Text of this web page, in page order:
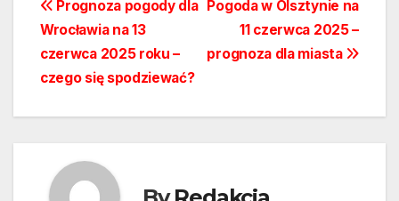
Nawigacja
wpisu
Pogoda w Olsztynie na
11 czerwca 2025 –
prognoza dla miasta
Prognoza pogody dla
Wrocławia na 13
czerwca 2025 roku –
czego się spodziewać?